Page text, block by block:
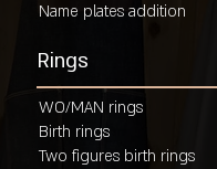
Name plates addition
Rings
WO/MAN rings
Birth rings
Two figures birth rings